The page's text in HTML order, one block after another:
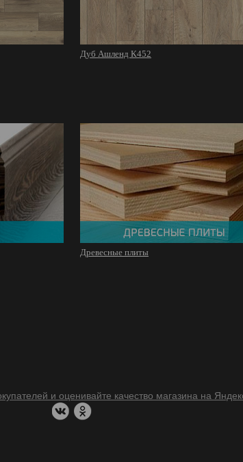
Дуб Ашленд К452
Древесные плиты